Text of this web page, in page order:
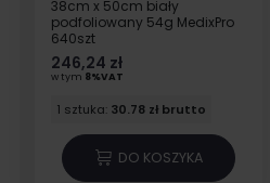
38cm x 50cm biały
podfoliowany 54g MedixPro
640szt
246,24 zł
w tym 8%VAT
1 sztuka: 30.78 zł brutto
DO KOSZYKA